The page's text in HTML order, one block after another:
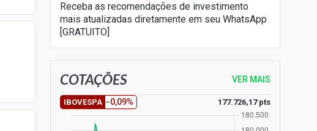
Receba as recomendações de investimento
mais atualizadas diretamente em seu WhatsApp
[GRATUITO]
COTAÇÕES VER MAIS
IBOVESPA −0,09% 177.726,17 pts